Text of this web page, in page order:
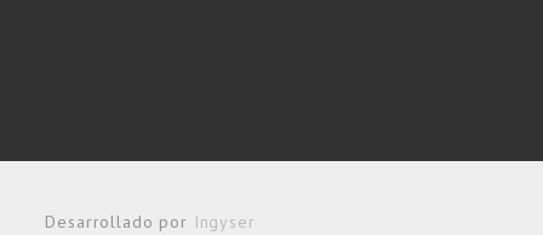
Desarrollado por Ingyser